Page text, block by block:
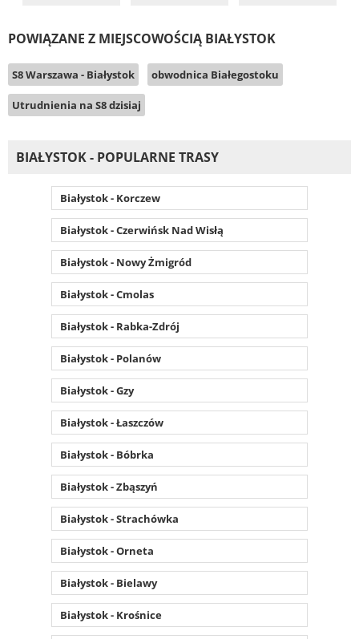
POWIĄZANE Z MIEJSCOWOŚCIĄ BIAŁYSTOK
S8 Warszawa - Białystok obwodnica Białegostoku
Utrudnienia na S8 dzisiaj
BIAŁYSTOK - POPULARNE TRASY
Białystok - Korczew
Białystok - Czerwińsk Nad Wisłą
Białystok - Nowy Żmigród
Białystok - Cmolas
Białystok - Rabka-Zdrój
Białystok - Polanów
Białystok - Gzy
Białystok - Łaszczów
Białystok - Bóbrka
Białystok - Zbąszyń
Białystok - Strachówka
Białystok - Orneta
Białystok - Bielawy
Białystok - Krośnice